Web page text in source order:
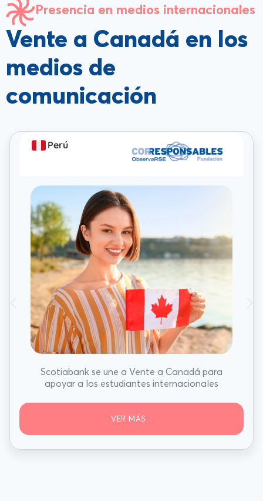
Presencia en medios internacionales
Vente a Canadá en los
medios de
comunicación
Perú
Scotiabank se une a Vente a Canadá para
apoyar a los estudiantes internacionales
VER MÁS...